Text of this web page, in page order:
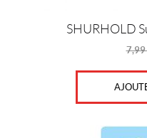
SHURHOLD
7,99